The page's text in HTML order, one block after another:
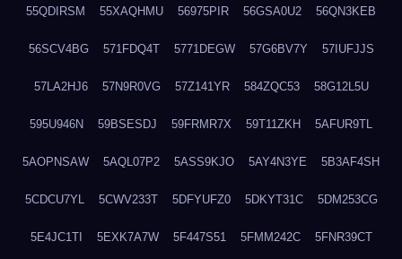
55QDIRSM 55XAQHMU 56975PIR 56GSA0U2 56QN3KEB
56SCV4BG 571FDQ4T 5771DEGW 57G6BV7Y 57IUFJJS
57LA2HJ6 57N9R0VG 57Z141YR 584ZQC53 58G12L5U
595U946N 59BSESDJ 59FRMR7X 59T11ZKH 5AFUR9TL
5AOPNSAW 5AQL07P2 5ASS9KJO 5AY4N3YE 5B3AF4SH
5CDCU7YL 5CWV233T 5DFYUFZ0 5DKYT31C 5DM253CG
5E4JC1TI 5EXK7A7W 5F447S51 5FMM242C 5FNR39CT